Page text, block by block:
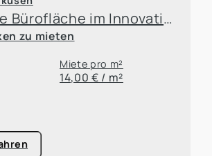
Attraktive Bürofläche im Innovationspark Leverkusen
zu mieten
Miete pro m²
14,00 € / m²